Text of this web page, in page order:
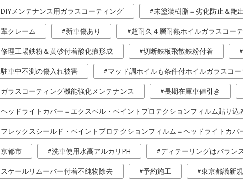
DIYメンテナンス用ガラスコーティング 未塗装樹脂＝劣化防止＆艶
輩クレーム 新車傷あり 超耐久４層耐熱ホイルガラスコー
修理工場鉄粉＆黄砂付着酸化痕形成 切断鉄板飛散鉄粉付着
駐車中不測の傷入れ被害 マッド調ホイルも条件付ホイルガラスコ
ガラスコーティング機能強化メンテナンス 長期在庫車値引き
ヘッドライトカバー＝エクスペル・ペイントプロテクションフィルム貼り込
フレックスシールド・ペイントプロテクションフィルム＝ヘッドライトカバ
京都市 洗車使用水高アルカリPH ディテーリングはバラン
スケールリムーバー付着不純物除去 予約施工 東京都議新